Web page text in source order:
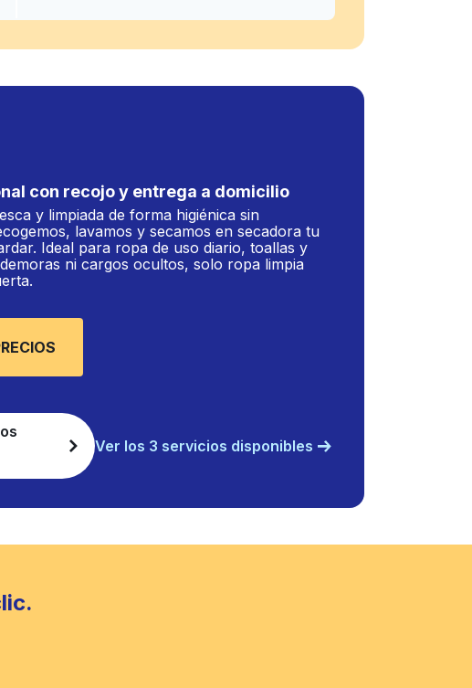
con recojo y entrega a domicilio
y limpiada de forma higiénica sin
lavamos y secamos en secadora tu
Ideal para ropa de uso diario, toallas y
ni cargos ocultos, solo ropa limpia
Ver los 3 servicios disponibles